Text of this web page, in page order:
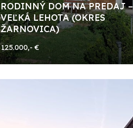
RODINNÝ DOM NA PREDAJ –
VEĽKÁ LEHOTA (OKRES
ŽARNOVICA)
125.000,- €